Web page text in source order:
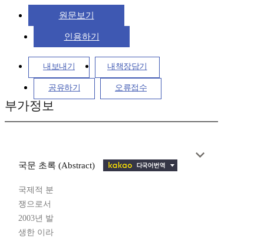
원문보기
인용하기
내보내기 내책장담기
공유하기 오류접수
부가정보
국문 초록 (Abstract)
국제적 분
쟁으로서
2003년 발
생한 이라